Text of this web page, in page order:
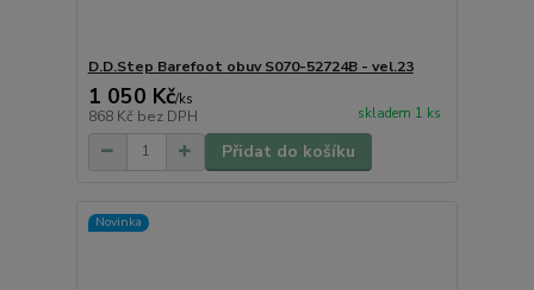
D.D.Step Barefoot obuv S070-52724B - vel.23
1 050 Kč/ks
868 Kč bez DPH skladem 1 ks
Přidat do košíku
Novinka